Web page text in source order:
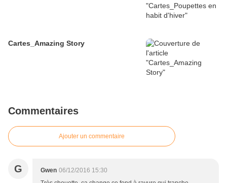
Cartes_Amazing Story
Commentaires
Ajouter un commentaire
G Gwen 06/12/2016 15:30